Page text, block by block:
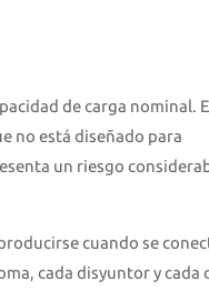
de carga nominal.
no está diseñado para
un riesgo
cuando se
cada disyuntor y cada